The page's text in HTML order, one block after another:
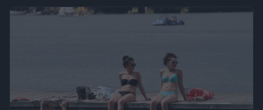
uświetnił występ rapera, Eldo. Pierwszy rok prezydentury
podsumowują m.in. Fakt, Demagog, „Gazeta Wyborcza” i „Do